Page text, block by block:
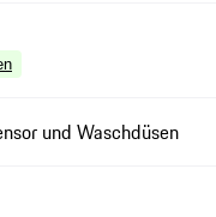
und Waschdüsen